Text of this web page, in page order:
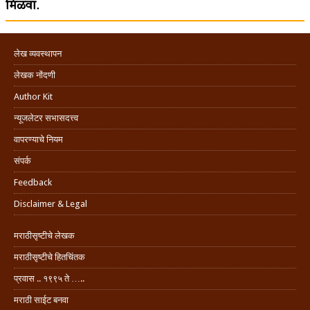
मिळवा.
लेख व्यवस्थापन
लेखक नोंदणी
Author Kit
न्यूजलेटर सभासदत्त्व
वापरण्याचे नियम
संपर्क
Feedback
Disclaimer & Legal
मराठीसृष्टीचे लेखक
मराठीसृष्टीचे हितचिंतक
प्रवास .. १९९५ ते …..
मराठी साईट बनवा